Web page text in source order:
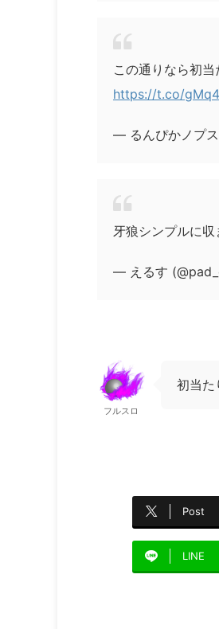
この通りなら初
https://t.co/
— るんぴかノプ
牙狼シンプルに
— えるす
フルスロ
初当た
Post
LINE